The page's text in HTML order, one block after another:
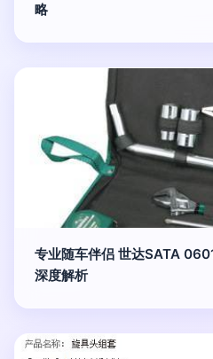
略
专业随车伴侣 世达SATA
深度解析